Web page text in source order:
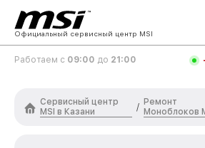
Официальный сервисный центр MSI
Работаем с 09:00 до 21:00
Сервисный центр
MSI в Казани
/
Ремонт
Моноблоков